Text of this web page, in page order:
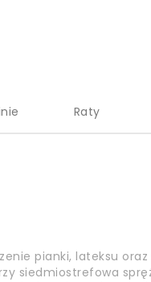
Raty
pianki, lateksu
siedmiostrefowa